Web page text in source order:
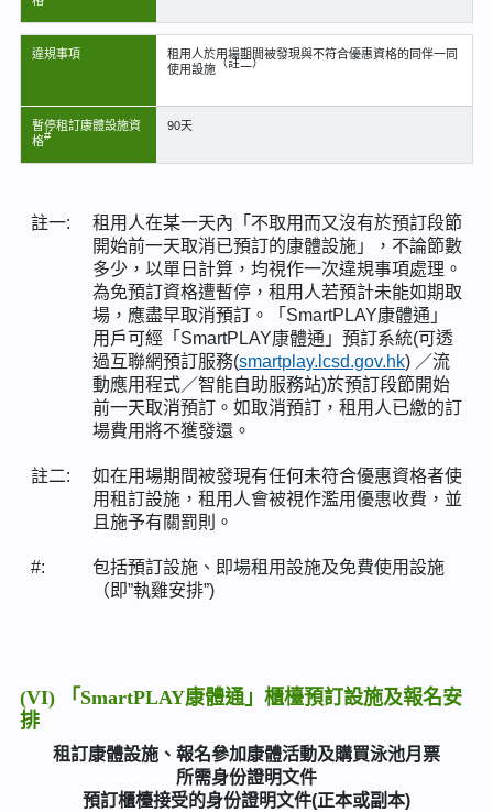
違規事項
租用人於用場期間被發現與不符合優惠資格的同伴一同
使用設施（註二）
暫停租訂康體設施資
格#
90天
註一:
租用人在某一天內「不取用而又沒有於預訂段節
開始前一天取消已預訂的康體設施」，不論節數
多少，以單日計算，均視作一次違規事項處理。
為免預訂資格遭暫停，租用人若預計未能如期取
場，應盡早取消預訂。「SmartPLAY康體通」
用戶可經「SmartPLAY康體通」預訂系統(可透
過互聯網預訂服務(smartplay.lcsd.gov.hk) ／流
動應用程式／智能自助服務站)於預訂段節開始
前一天取消預訂。如取消預訂，租用人已繳的訂
場費用將不獲發還。
註二:
如在用場期間被發現有任何未符合優惠資格者使
用租訂設施，租用人會被視作濫用優惠收費，並
且施予有關罰則。
#:
包括預訂設施、即場租用設施及免費使用設施
（即”執雞安排”)
(VI) 「SmartPLAY康體通」櫃檯預訂設施及報名安
排
租訂康體設施、報名參加康體活動及購買泳池月票
所需身份證明文件
預訂櫃檯接受的身份證明文件(正本或副本)